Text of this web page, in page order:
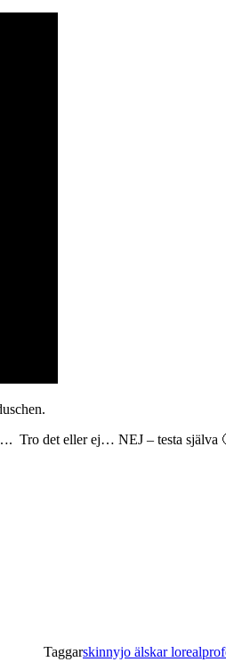
Tro det eller ej… NEJ – testa själva
Taggarskinnyjo älskar